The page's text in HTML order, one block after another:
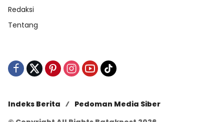
Redaksi
Tentang
Indeks Berita
Pedoman Media Siber